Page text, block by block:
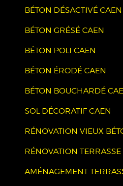
BÉTON DÉSACTIVÉ CAEN
BÉTON GRÉSÉ CAEN
BÉTON POLI CAEN
BÉTON ÉRODÉ CAEN
BÉTON BOUCHARDÉ
SOL DÉCORATIF CAEN
RÉNOVATION VIEUX
RÉNOVATION TERRASSE
AMÉNAGEMENT